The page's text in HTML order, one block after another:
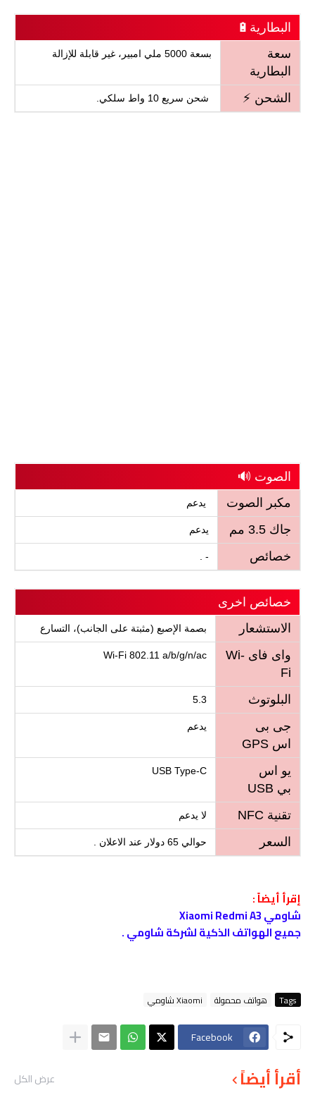
البطارية🔋
سعة
البطارية
بسعة 5000 ملي امبير، غير قابلة للإزالة
الشحن ⚡ شحن سريع 10 واط سلكي.
الصوت 🔊
مكبر الصوت
يدعم
جاك 3.5 مم يدعم
خصائص - .
خصائص اخرى
الاستشعار
بصمة الإصبع (مثبتة على الجانب)، التسارع
واى فاى Wi-
Fi
Wi-Fi 802.11 a/b/g/n/ac
البلوتوث 5.3
جى بى
اس GPS
يدعم
يو اس
بي USB
USB Type-C
تقنية NFC لا يدعم
السعر حوالي 65 دولار عند الاعلان .
إقرأ أيضاً :
شاومي Xiaomi Redmi A3
جميع الهواتف الذكية لشركة شاومي .
Tags هواتف محمولة Xiaomi شاومي
Facebook
أقرأ أيضاً عرض الكل